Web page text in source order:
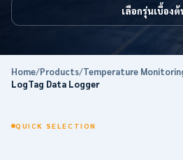
เลือกรุ่นเบื้องต้
Home/Products/Temperature
LogTag Data Logger
QUICK SELECTION